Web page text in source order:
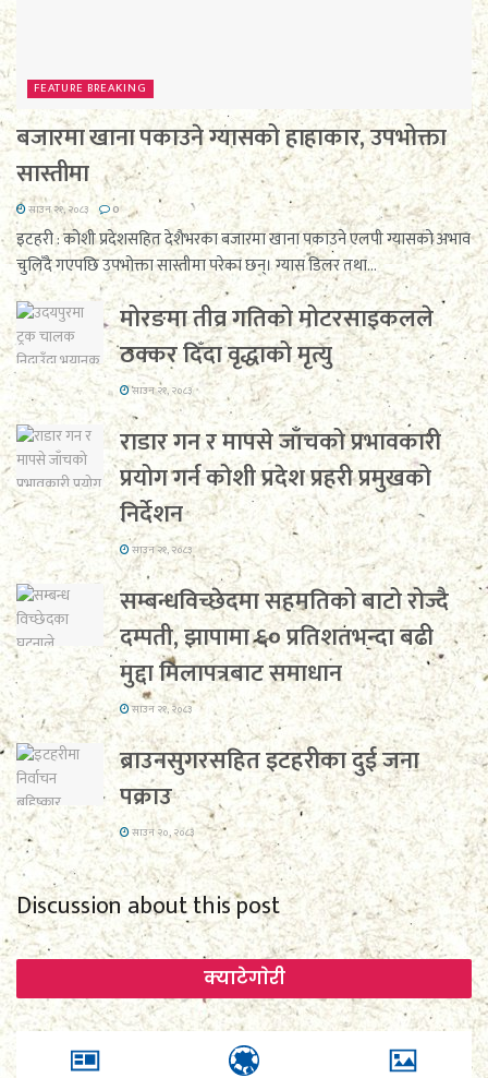
FEATURE BREAKING
बजारमा खाना पकाउने ग्यासको हाहाकार, उपभोक्ता
सास्तीमा
साउन २१, २०८३ 0
इटहरी : कोशी प्रदेशसहित देशैभरका बजारमा खाना पकाउने एलपी ग्यासको अभाव
चुलिँदै गएपछि उपभोक्ता सास्तीमा परेका छन्। ग्यास डिलर तथा...
मोरङमा तीव्र गतिको मोटरसाइकलले
ठक्कर दिँदा वृद्धाको मृत्यु
साउन २१, २०८३
राडार गन र मापसे जाँचको प्रभावकारी
प्रयोग गर्न कोशी प्रदेश प्रहरी प्रमुखको
निर्देशन
साउन २१, २०८३
सम्बन्धविच्छेदमा सहमतिको बाटो रोज्दै
दम्पती, झापामा ६० प्रतिशतभन्दा बढी
मुद्दा मिलापत्रबाट समाधान
साउन २१, २०८३
ब्राउनसुगरसहित इटहरीका दुई जना
पक्राउ
साउन २०, २०८३
Discussion about this post
क्याटेगाेरी